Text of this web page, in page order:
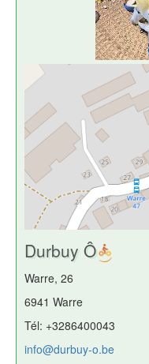
Durbuy Ô
Warre, 26
6941 Warre
Tél: +3286400043
info@durbuy-o.be